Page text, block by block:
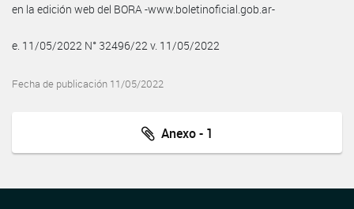
en la edición web del BORA -www.boletinoficial.gob.ar-
e. 11/05/2022 N° 32496/22 v. 11/05/2022
Fecha de publicación 11/05/2022
Anexo - 1